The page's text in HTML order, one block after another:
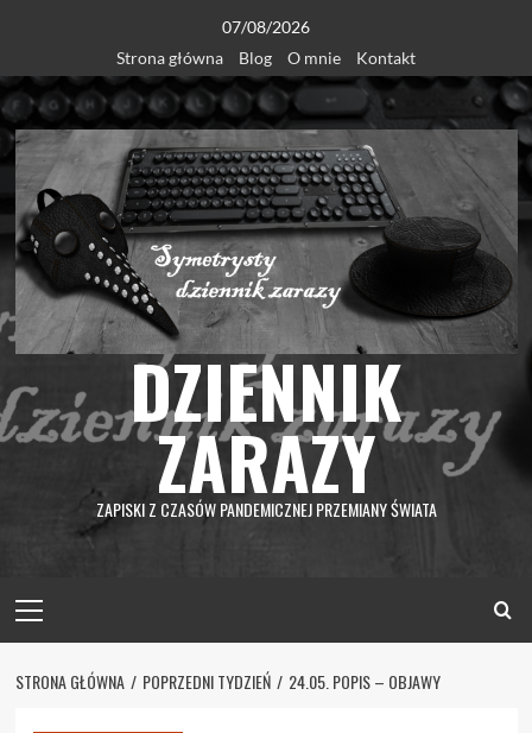
content
07/08/2026
Strona główna
Blog O mnie Kontakt
DZIENNIK
ZARAZY
ZAPISKI Z CZASÓW PANDEMICZNEJ PRZEMIANY ŚWIATA
Menu
STRONA GŁÓWNA POPRZEDNI TYDZIEŃ 24.05. POPIS – OBJAWY